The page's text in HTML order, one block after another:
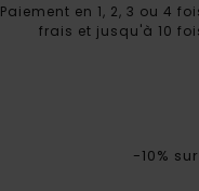
Paiement en 1, 2, 3 ou 4
frais et jusqu'à 10
-10%